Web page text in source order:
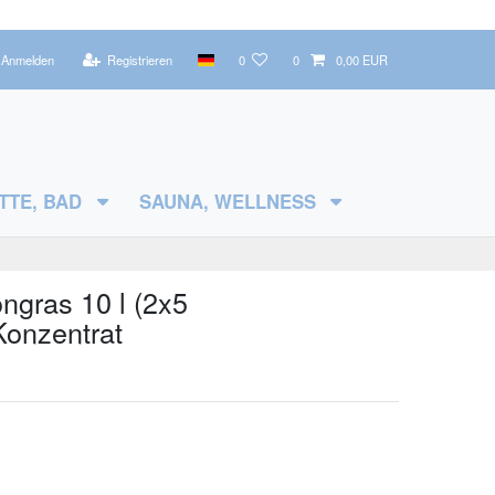
Anmelden Registrieren 0 0 0,00 EUR
BAD SAUNA, WELLNESS
10 l (2x5